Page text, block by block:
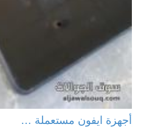
أجهزة ايفون مستعملة …